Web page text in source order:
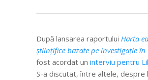
După lansarea raportului Harta
științifice bazate pe investigație în
fost acordat un interviu pentru
S-a discutat, între altele, despre